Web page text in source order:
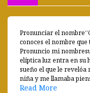
Pronunciar el
conoces el nombre
Pronuncio mi
elíptica luz entra en su
sueño el que le
niña y me llamaba
Read More